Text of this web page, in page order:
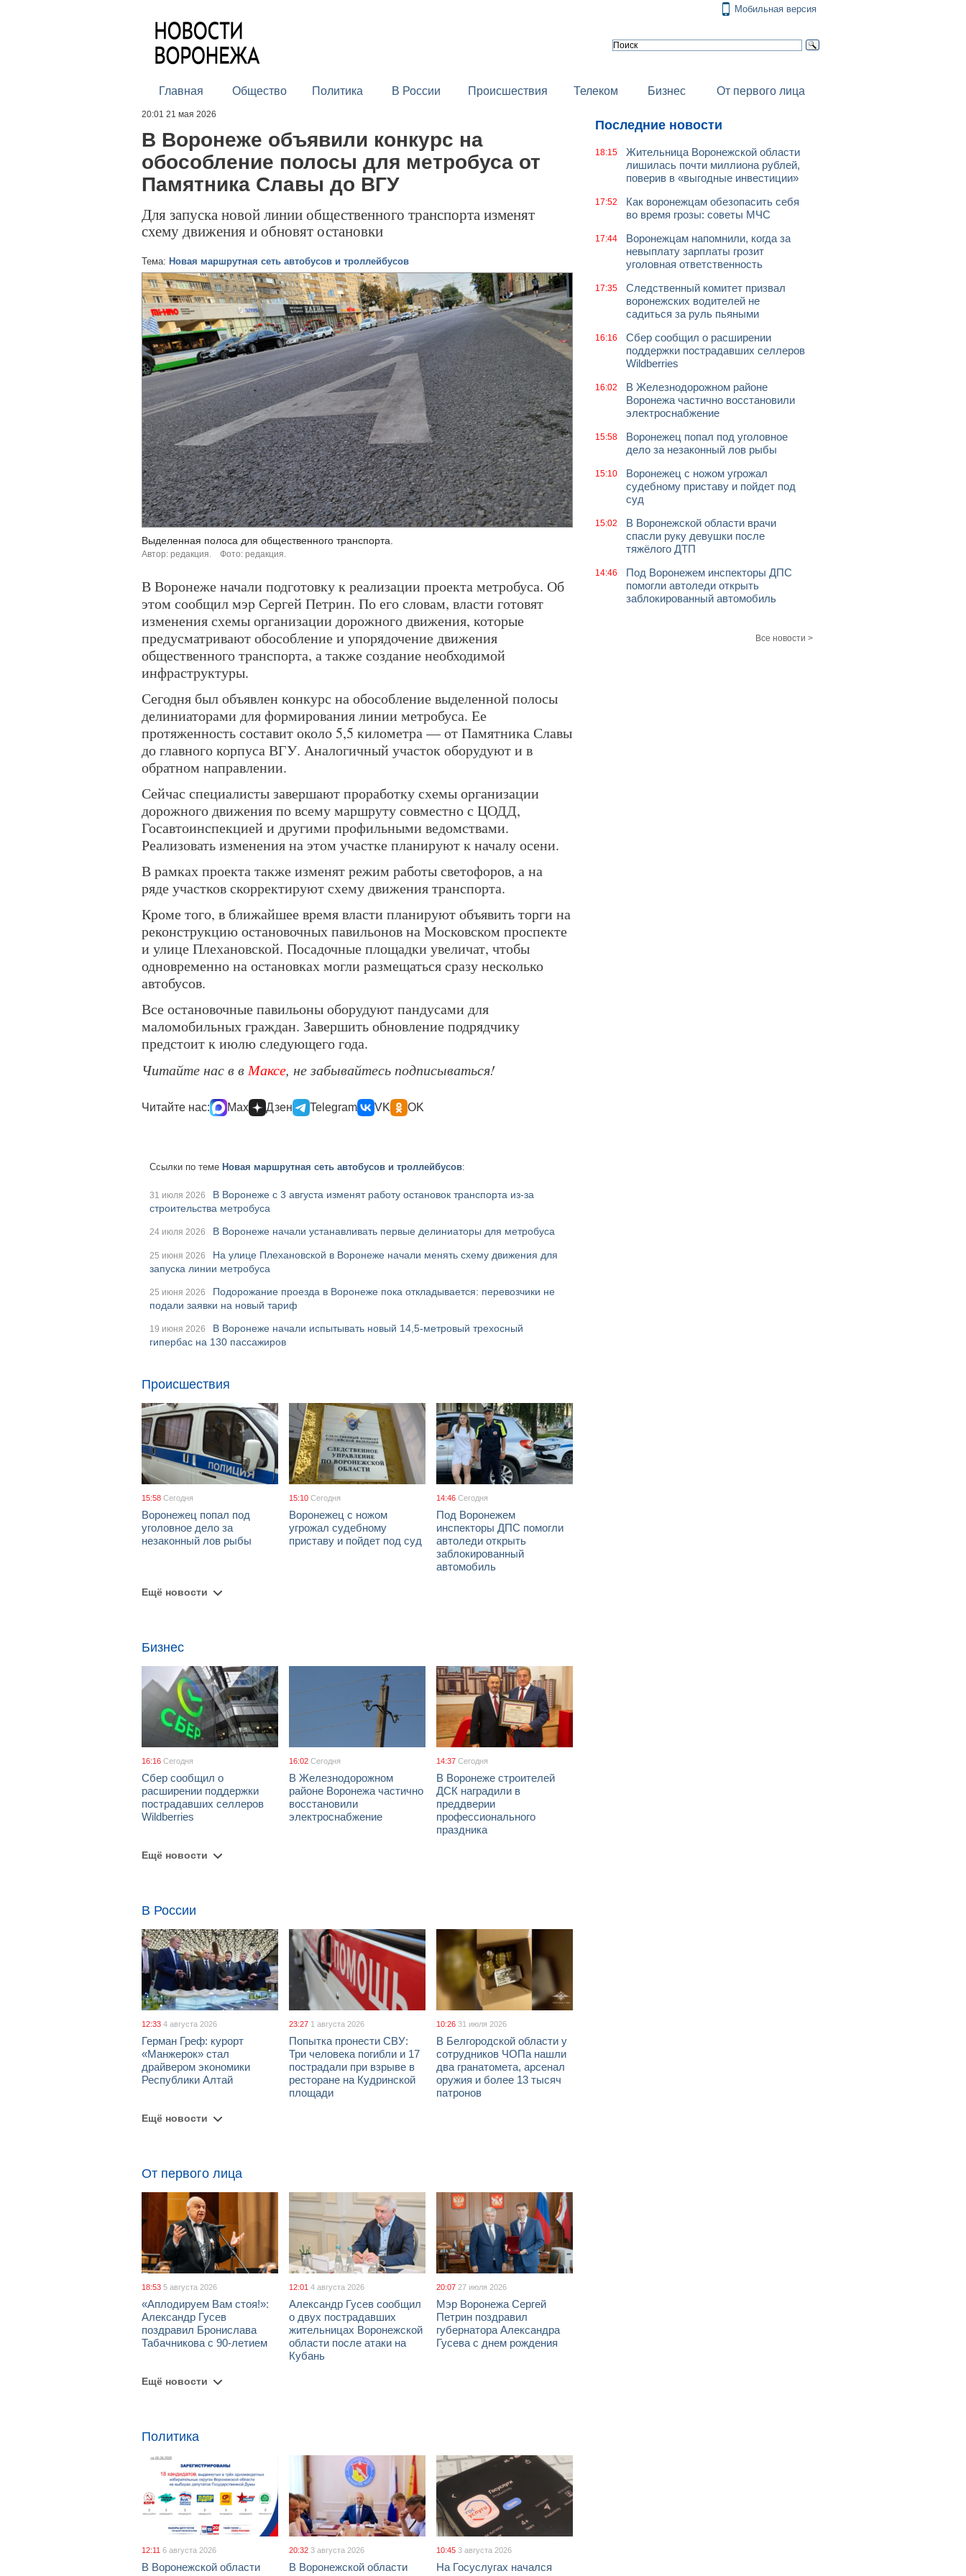
Мобильная версия
Главная Общество Политика В России Происшествия Телеком Бизнес От первого лица
20:01 21 мая 2026
В Воронеже объявили конкурс на
обособление полосы для метробуса от
Памятника Славы до ВГУ
Для запуска новой линии общественного транспорта изменят
схему движения и обновят остановки
Тема: Новая маршрутная сеть автобусов и троллейбусов
Выделенная полоса для общественного транспорта.
Автор: редакция. Фото: редакция.
В Воронеже начали подготовку к реализации проекта метробуса. Об
этом сообщил мэр Сергей Петрин. По его словам, власти готовят
изменения схемы организации дорожного движения, которые
предусматривают обособление и упорядочение движения
общественного транспорта, а также создание необходимой
инфраструктуры.
Сегодня был объявлен конкурс на обособление выделенной полосы
делиниаторами для формирования линии метробуса. Ее
протяженность составит около 5,5 километра — от Памятника Славы
до главного корпуса ВГУ. Аналогичный участок оборудуют и в
обратном направлении.
Сейчас специалисты завершают проработку схемы организации
дорожного движения по всему маршруту совместно с ЦОДД,
Госавтоинспекцией и другими профильными ведомствами.
Реализовать изменения на этом участке планируют к началу осени.
В рамках проекта также изменят режим работы светофоров, а на
ряде участков скорректируют схему движения транспорта.
Кроме того, в ближайшее время власти планируют объявить торги на
реконструкцию остановочных павильонов на Московском проспекте
и улице Плехановской. Посадочные площадки увеличат, чтобы
одновременно на остановках могли размещаться сразу несколько
автобусов.
Все остановочные павильоны оборудуют пандусами для
маломобильных граждан. Завершить обновление подрядчику
предстоит к июлю следующего года.
Читайте нас в в Максе, не забывайтесь подписываться!
Читайте нас: Max Дзен Telegram VK OK
Ссылки по теме Новая маршрутная сеть автобусов и троллейбусов:
31 июля 2026
В Воронеже с 3 августа изменят работу остановок транспорта из-за
строительства метробуса
24 июля 2026 В Воронеже начали устанавливать первые делиниаторы для метробуса
25 июня 2026
На улице Плехановской в Воронеже начали менять схему движения для
запуска линии метробуса
25 июня 2026
Подорожание проезда в Воронеже пока откладывается: перевозчики не
подали заявки на новый тариф
19 июня 2026
В Воронеже начали испытывать новый 14,5-метровый трехосный
гипербас на 130 пассажиров
Происшествия
15:58 Сегодня
Воронежец попал под
уголовное дело за
незаконный лов рыбы
15:10 Сегодня
Воронежец с ножом
угрожал судебному
приставу и пойдет под суд
14:46 Сегодня
Под Воронежем
инспекторы ДПС помогли
автоледи открыть
заблокированный
автомобиль
Ещё новости
Бизнес
16:16 Сегодня
Сбер сообщил о
расширении поддержки
пострадавших селлеров
Wildberries
16:02 Сегодня
В Железнодорожном
районе Воронежа частично
восстановили
электроснабжение
14:37 Сегодня
В Воронеже строителей
ДСК наградили в
преддверии
профессионального
праздника
Ещё новости
В России
12:33 4 августа 2026
Герман Греф: курорт
«Манжерок» стал
драйвером экономики
Республики Алтай
23:27 1 августа 2026
Попытка пронести СВУ:
Три человека погибли и 17
пострадали при взрыве в
ресторане на Кудринской
площади
10:26 31 июля 2026
В Белгородской области у
сотрудников ЧОПа нашли
два гранатомета, арсенал
оружия и более 13 тысяч
патронов
Ещё новости
От первого лица
18:53 5 августа 2026
«Аплодируем Вам стоя!»:
Александр Гусев
поздравил Бронислава
Табачникова с 90-летием
12:01 4 августа 2026
Александр Гусев сообщил
о двух пострадавших
жительницах Воронежской
области после атаки на
Кубань
20:07 27 июля 2026
Мэр Воронежа Сергей
Петрин поздравил
губернатора Александра
Гусева с днем рождения
Ещё новости
Политика
12:11 6 августа 2026
В Воронежской области
20:32 3 августа 2026
В Воронежской области
10:45 3 августа 2026
На Госуслугах начался
Последние новости
18:15
Жительница Воронежской области
лишилась почти миллиона рублей,
поверив в «выгодные инвестиции»
17:52
Как воронежцам обезопасить себя
во время грозы: советы МЧС
17:44
Воронежцам напомнили, когда за
невыплату зарплаты грозит
уголовная ответственность
17:35
Следственный комитет призвал
воронежских водителей не
садиться за руль пьяными
16:16
Сбер сообщил о расширении
поддержки пострадавших селлеров
Wildberries
16:02
В Железнодорожном районе
Воронежа частично восстановили
электроснабжение
15:58
Воронежец попал под уголовное
дело за незаконный лов рыбы
15:10
Воронежец с ножом угрожал
судебному приставу и пойдет под
суд
15:02
В Воронежской области врачи
спасли руку девушки после
тяжёлого ДТП
14:46
Под Воронежем инспекторы ДПС
помогли автоледи открыть
заблокированный автомобиль
Все новости >